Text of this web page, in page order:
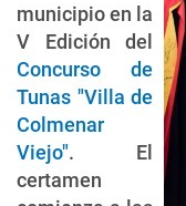
municipio en la
V Edición del
Concurso de
Tunas "Villa de
Colmenar
Viejo". El
certamen